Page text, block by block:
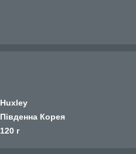
Huxley
Південна Корея
120 г